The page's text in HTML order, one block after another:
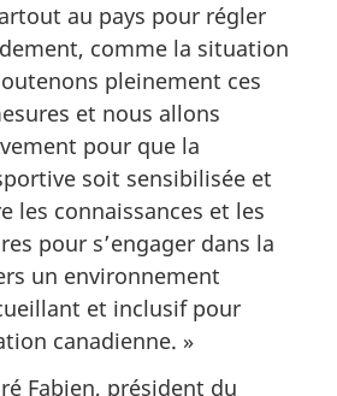
au pays pour régler
comme la situation
pleinement ces
et nous allons
pour que la
soit sensibilisée et
les connaissances et les
pour s’engager dans la
un environnement
et inclusif pour
canadienne. »
Fabien, président du